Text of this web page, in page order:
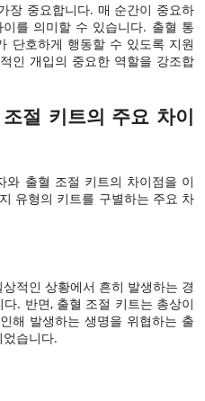
장 중요합니다. 매 순간이 중요하
를 의미할 수 있습니다. 출혈 통
단호하게 행동할 수 있도록 지원
인 개입의 중요한 역할을 강조합
절 키트의 주요 차이
와 출혈 조절 키트의 차이점을 이
유형의 키트를 구별하는 주요 차
적인 상황에서 흔히 발생하는 경
. 반면, 출혈 조절 키트는 총상이
해 발생하는 생명을 위협하는 출
습니다.